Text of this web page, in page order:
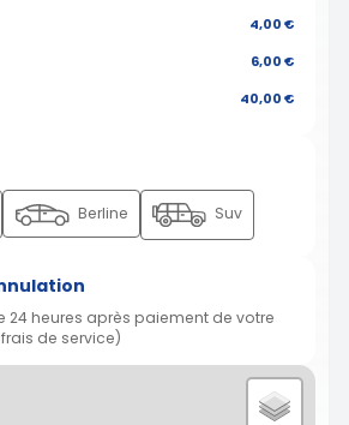
4,00 €
6,00 €
40,00 €
Berline Suv
24 heures après paiement de votre
de service)